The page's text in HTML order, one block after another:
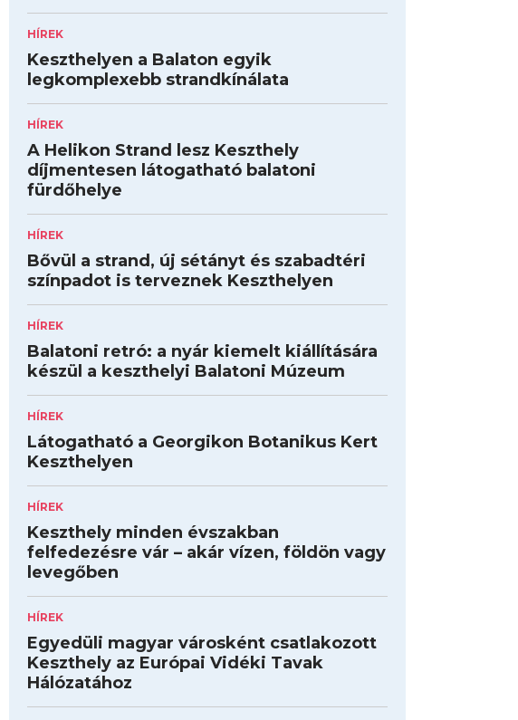
HÍREK
Keszthelyen a Balaton egyik
legkomplexebb strandkínálata
HÍREK
A Helikon Strand lesz Keszthely
díjmentesen látogatható balatoni
fürdőhelye
HÍREK
Bővül a strand, új sétányt és szabadtéri
színpadot is terveznek Keszthelyen
HÍREK
Balatoni retró: a nyár kiemelt kiállítására
készül a keszthelyi Balatoni Múzeum
HÍREK
Látogatható a Georgikon Botanikus Kert
Keszthelyen
HÍREK
Keszthely minden évszakban
felfedezésre vár – akár vízen, földön vagy
levegőben
HÍREK
Egyedüli magyar városként csatlakozott
Keszthely az Európai Vidéki Tavak
Hálózatához